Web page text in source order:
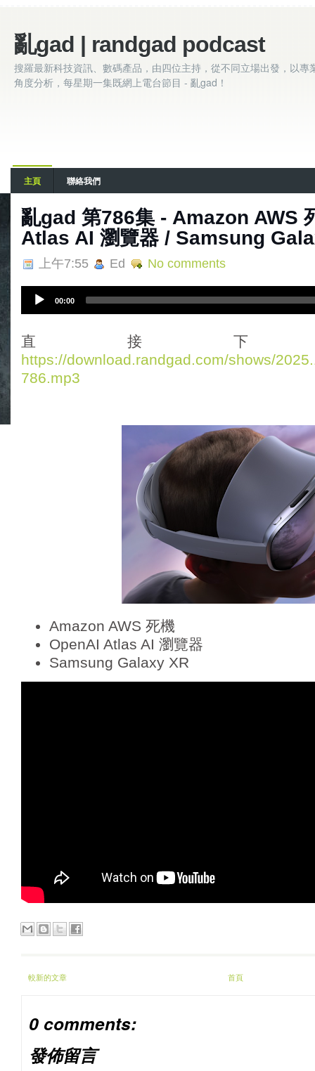
亂gad | randgad podcast
搜羅最新科技資訊、數碼產品，由四位主持，從不同立場出發，以專
角度分析，每星期一集既網上電台節目 - 亂gad！
主頁 聯絡我們
亂‌‌‌gad‌‌‌ ‌‌‌‌‌第786集 - Amazon AWS
Atlas AI 瀏覽器 / Samsung
上午7:55 Ed No comments
i
o
P
l
00:00
直接
https://download.randgad.com/shows/
786.mp3
Amazon AWS 死機
OpenAI Atlas AI 瀏覽器
Samsung Galaxy XR
較新的文章 首頁
0 comments:
發佈留言